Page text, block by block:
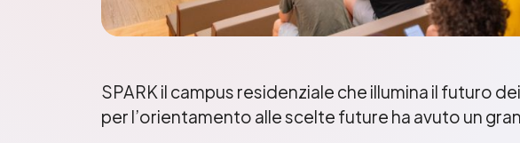
SPARK il campus residenziale che illumina il futuro
per l’orientamento alle scelte future ha avuto un